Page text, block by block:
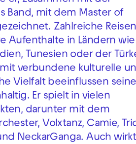
Band, mit dem Master of
Zahlreiche Reisen
Aufenthalte in Ländern wie
Tunesien oder der
verbundene kulturelle
Vielfalt beeinflussen seine
Er spielt in vielen
darunter mit dem
Volxtanz, Camie,
NeckarGanga. Auch wirkt